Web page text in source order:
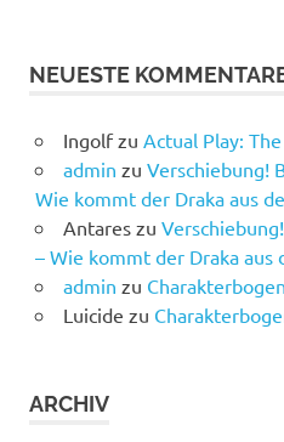
NEUESTE
Ingolfzu Actual Play:
admin zu Verschiebung!
Wie kommt der Draka aus
Antareszu
– Wie kommt der Draka aus
admin zu
Luicide zu
ARCHIV